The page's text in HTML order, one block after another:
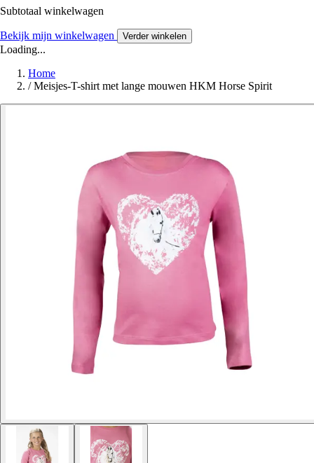
Subtotaal winkelwagen
Bekijk mijn winkelwagen Verder winkelen
Loading...
Home
/ Meisjes-T-shirt met lange mouwen HKM Horse Spirit